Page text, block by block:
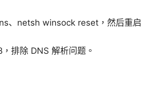
、netsh winsock reset，然后重
排除 DNS 解析问题。